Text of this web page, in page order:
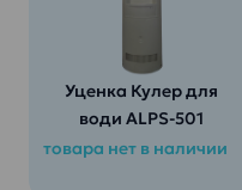
Производительность
охлаждения:
Производительность
Уценка Кулер для
води ALPS-501
товара нет в наличии